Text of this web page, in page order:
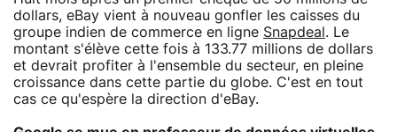
dollars, eBay vient à nouveau gonfler les caisses du
groupe indien de commerce en ligne Snapdeal . Le
montant s'élève cette fois à 133.77 millions de dollars
et devrait profiter à l'ensemble du secteur, en pleine
croissance dans cette partie du globe. C'est en tout
cas ce qu'espère la direction d'eBay.